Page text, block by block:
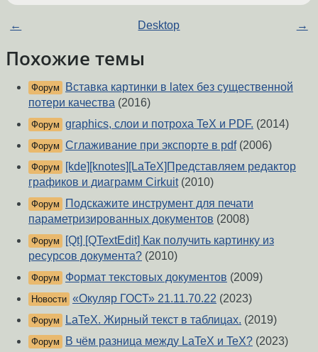
← Desktop →
Похожие темы
Форум
Вставка картинки в latex без существенной
потери качества (2016)
Форум graphics, слои и потроха TeX и PDF. (2014)
Форум Сглаживание при экспорте в pdf(2006)
Форум
[kde][knotes][LaTeX]Представляем редактор
графиков и диаграмм Cirkuit(2010)
Форум
Подскажите инструмент для печати
параметризированных документов (2008)
Форум
[Qt] [QTextEdit] Как получить картинку из
ресурсов документа? (2010)
Форум Формат текстовых документов (2009)
Новости «Окуляр ГОСТ» 21.11.70.22 (2023)
Форум LaTeX. Жирный текст в таблицах. (2019)
Форум В чём разница между LaTeX и TeX? (2023)